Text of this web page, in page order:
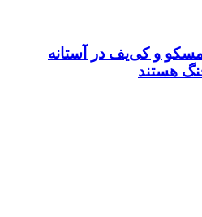
و کی‌یف در آستانه
هستند